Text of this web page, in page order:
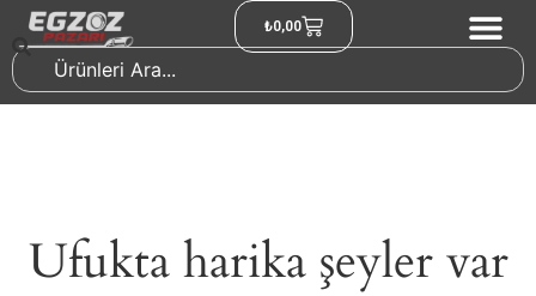
₺0,00
Ufukta harika şeyler var